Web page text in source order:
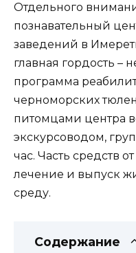
Отдельного
познавательный
заведений в
главная гордость –
программа
черноморских
питомцами центра
экскурсоводом,
час. Часть средств
лечение и выпуск
среду.
Содержание